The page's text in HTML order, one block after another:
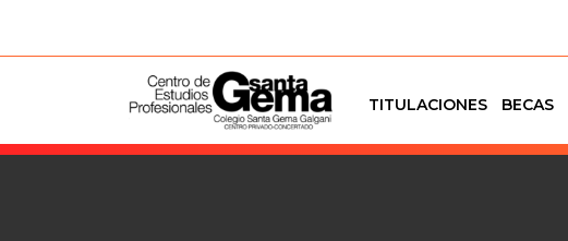
TITULACIONES BECAS